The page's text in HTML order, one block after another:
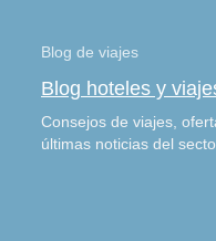
Blog de viajes
Blog hoteles y
Consejos de viajes,
últimas noticias del